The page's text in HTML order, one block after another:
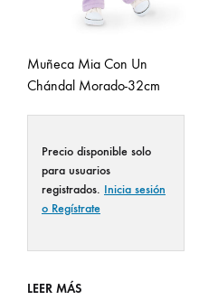
Muñeca Mia Con Un
Chándal Morado-32cm
Precio disponible solo
para usuarios
registrados. Inicia sesión
o Regístrate
LEER MÁS